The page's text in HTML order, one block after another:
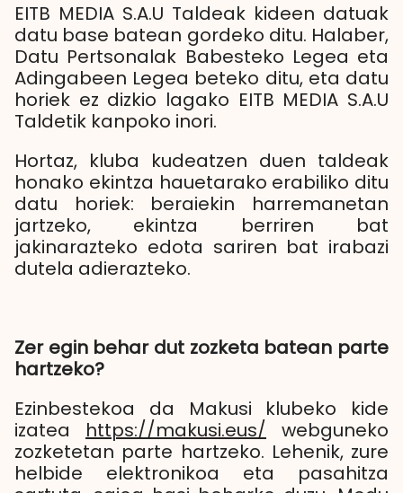
EITB MEDIA S.A.U Taldeak kideen datuak
datu base batean gordeko ditu. Halaber,
Datu Pertsonalak Babesteko Legea eta
Adingabeen Legea beteko ditu, eta datu
horiek ez dizkio lagako EITB MEDIA S.A.U
Taldetik kanpoko inori.
Hortaz, kluba kudeatzen duen taldeak
honako ekintza hauetarako erabiliko ditu
datu horiek: beraiekin harremanetan
jartzeko, ekintza berriren bat
jakinarazteko edota sariren bat irabazi
dutela adierazteko.
Zer egin behar dut zozketa batean parte
hartzeko?
Ezinbestekoa da Makusi klubeko kide
izatea https://makusi.eus/ webguneko
zozketetan parte hartzeko. Lehenik, zure
helbide elektronikoa eta pasahitza